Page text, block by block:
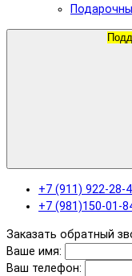
+7 (911) 922-28-
+7 (981)150-01-
Заказать обратный
Ваше имя:
Ваш телефон: